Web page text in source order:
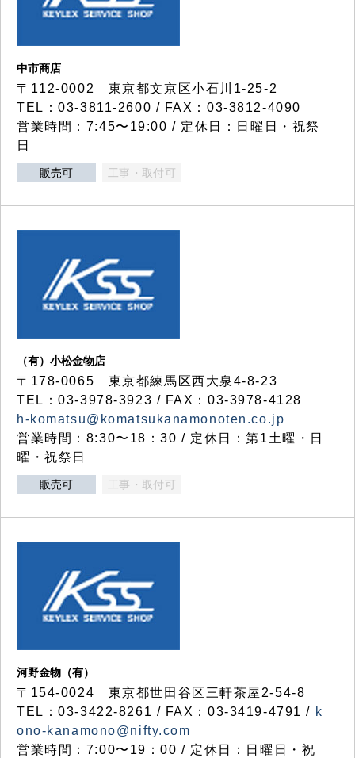
中市商店
〒112-0002 東京都文京区小石川1-25-2
TEL：03-3811-2600 / FAX：03-3812-4090
営業時間：7:45〜19:00 / 定休日：日曜日・祝祭
日
販売可 工事・取付可
（有）小松金物店
〒178-0065 東京都練馬区西大泉4-8-23
TEL：03-3978-3923 / FAX：03-3978-4128
h-komatsu@komatsukanamonoten.co.jp
営業時間：8:30〜18：30 / 定休日：第1土曜・日
曜・祝祭日
販売可 工事・取付可
河野金物（有）
〒154-0024 東京都世田谷区三軒茶屋2-54-8
TEL：03-3422-8261 / FAX：03-3419-4791 / k
ono-kanamono@nifty.com
営業時間：7:00〜19：00 / 定休日：日曜日・祝